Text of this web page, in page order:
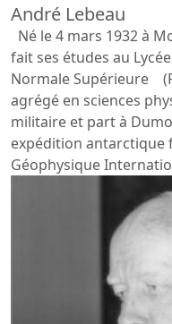
André Lebeau
Né le 4 mars 1932 à
fait ses études au
Normale Supérieure
agrégé en sciences
militaire et part à
expédition antarctique
Géophysique